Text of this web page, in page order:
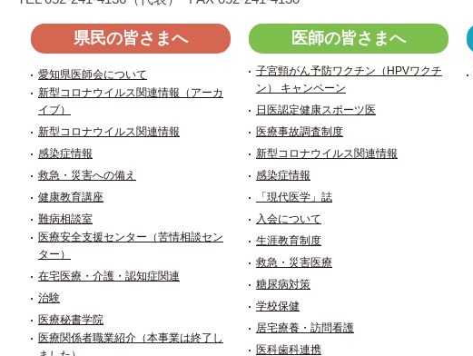
県民の皆さまへ
愛知県医師会について
新型コロナウイルス関連情報（アーカ
イブ）
新型コロナウイルス関連情報
感染症情報
救急・災害への備え
健康教育講座
難病相談室
医療安全支援センター（苦情相談セン
ター）
在宅医療・介護・認知症関連
治験
医療秘書学院
医療関係者職業紹介（本事業は終了し
医師の皆さまへ
子宮頸がん予防ワクチン（HPVワクチ
ン） キャンペーン
日医認定健康スポーツ医
医療事故調査制度
新型コロナウイルス関連情報
感染症情報
「現代医学」誌
入会について
生涯教育制度
救急・災害医療
糖尿病対策
学校保健
居宅療養・訪問看護
医科歯科連携